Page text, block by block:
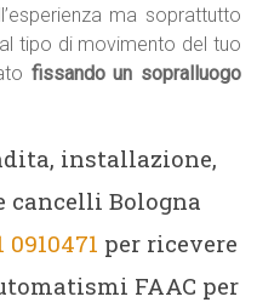
ma soprattutto
tipo di movimento del tuo
fissando un sopralluogo
installazione,
cancelli Bologna
0910471 per ricevere
FAAC per